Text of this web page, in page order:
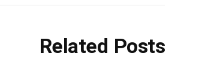
Related Posts